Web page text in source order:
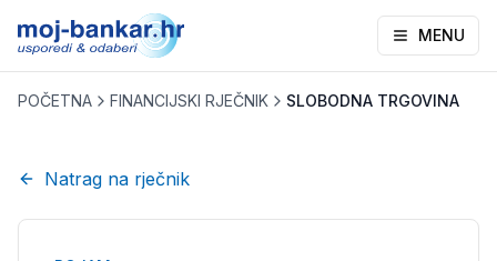
MENU
POČETNA FINANCIJSKI RJEČNIK SLOBODNA TRGOVINA
Natrag na rječnik